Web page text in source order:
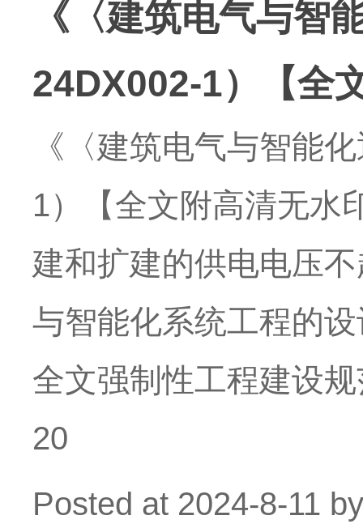
《〈建筑电气与智
24DX002-1）【全
《〈建筑电气与智能
1）【全文附高清无水
建和扩建的供电电压
与智能化系统工程的
全文强制性工程建设
20
Posted at 2024-8-11